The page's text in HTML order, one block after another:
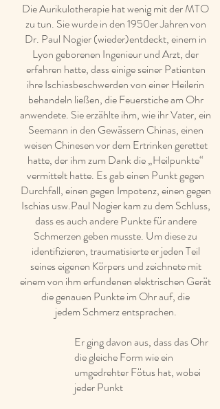
Die Aurikulotherapie hat wenig mit der MTO
zu tun. Sie wurde in den 1950er Jahren von
Dr. Paul Nogier (wieder)entdeckt, einem in
Lyon geborenen Ingenieur und Arzt, der
erfahren hatte, dass einige seiner Patienten
ihre Ischiasbeschwerden von einer Heilerin
behandeln ließen, die Feuerstiche am Ohr
anwendete. Sie erzählte ihm, wie ihr Vater, ein
Seemann in den Gewässern Chinas, einen
weisen Chinesen vor dem Ertrinken gerettet
hatte, der ihm zum Dank die „Heilpunkte“
vermittelt hatte. Es gab einen Punkt gegen
Durchfall, einen gegen Impotenz, einen gegen
Ischias usw.Paul Nogier kam zu dem Schluss,
dass es auch andere Punkte für andere
Schmerzen geben musste. Um diese zu
identifizieren, traumatisierte er jeden Teil
seines eigenen Körpers und zeichnete mit
einem von ihm erfundenen elektrischen Gerät
die genauen Punkte im Ohr auf, die
jedem Schmerz entsprachen.
Er ging davon aus, dass das Ohr
die gleiche Form wie ein
umgedrehter Fötus hat, wobei
jeder Punkt